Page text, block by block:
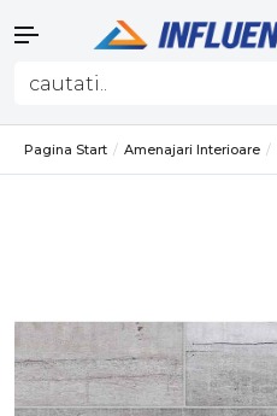
Pagina Start Amenajari Interioare